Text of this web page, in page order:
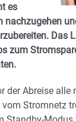
es
nachzugehen
Das
zum
der Abreise alle
Stromnetz